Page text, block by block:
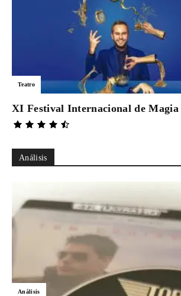
Teatro
XI Festival Internacional de
Análisis
Análisis